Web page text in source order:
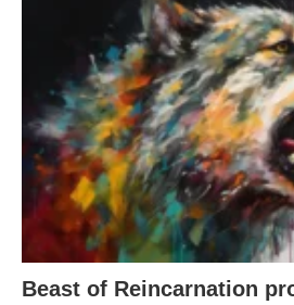
Beast of Reincarnation